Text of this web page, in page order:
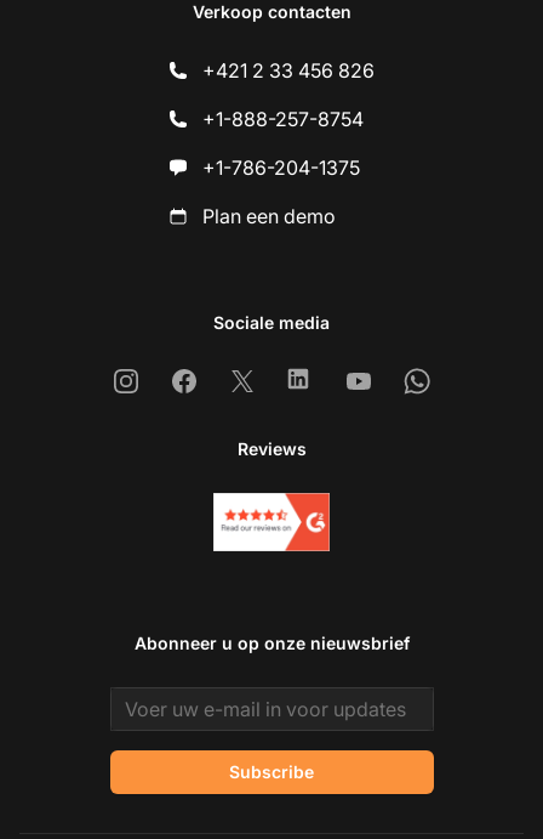
Verkoop contacten
+421 2 33 456 826
+1-888-257-8754
+1-786-204-1375
Plan een demo
Sociale media
InstagramFacebook
X LinkedinYoutubeWhatsapp
Reviews
Abonneer u op onze nieuwsbrief
Email address
Subscribe